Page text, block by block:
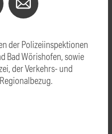
der Polizeiinspektionen
Bad Wörishofen, sowie
der Verkehrs- und